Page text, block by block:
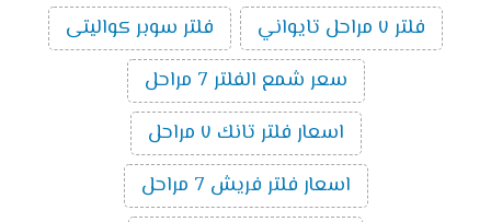
فلتر ٧ مراحل تايواني
فلتر سوبر كواليتى
سعر شمع الفلتر 7 مراحل
اسعار فلتر تانك ٧ مراحل
اسعار فلتر فريش 7 مراحل